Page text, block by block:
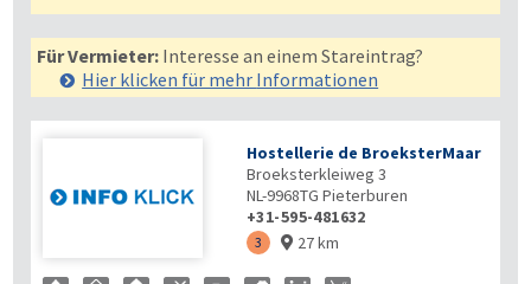
Für Vermieter: Interesse an einem Stareintrag?
Hier klicken für mehr Informationen
Hostellerie de BroeksterMaar
Broeksterkleiweg 3
NL-9968TG Pieterburen
+31-595-481632
3  27 km